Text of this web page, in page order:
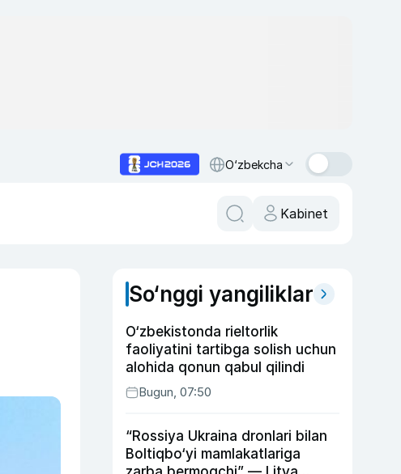
O‘zbekcha
Kabinet
So‘nggi yangiliklar
O‘zbekistonda rieltorlik
faoliyatini tartibga solish uchun
alohida qonun qabul qilindi
Bugun, 07:50
“Rossiya Ukraina dronlari bilan
Boltiqbo‘yi mamlakatlariga